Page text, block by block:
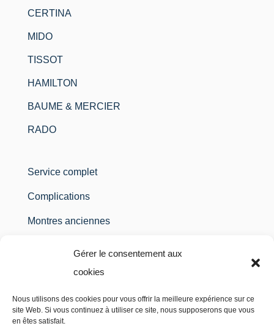
Gérer le consentement aux
cookies
Nous utilisons des cookies pour vous offrir la meilleure expérience sur ce
site Web. Si vous continuez à utiliser ce site, nous supposerons que vous
en êtes satisfait.
CERTINA
MIDO
TISSOT
HAMILTON
BAUME & MERCIER
RADO
Service complet
Complications
Montres anciennes
Montres à quartz
Etanchéité / Pile
Polissage